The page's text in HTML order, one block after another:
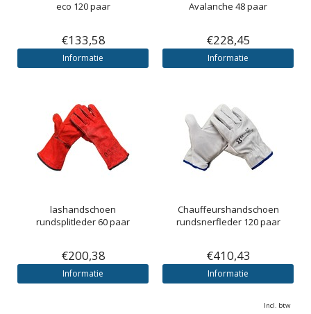
eco 120 paar
€133,58
Informatie
Avalanche 48 paar
€228,45
Informatie
lashandschoen
rundsplitleder 60 paar
€200,38
Informatie
Chauffeurshandschoen
rundsnerfleder 120 paar
€410,43
Informatie
Incl. btw